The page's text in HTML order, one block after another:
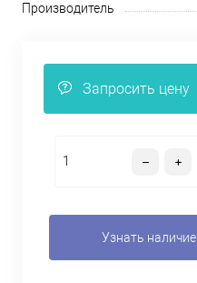
Производитель
Запросить цену
Узнать наличие